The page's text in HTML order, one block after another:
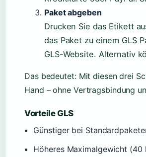
Paket abgeben
Drucken Sie das Etikett
das Paket zu einem GLS
GLS-Website. Alternativ
Das bedeutet: Mit diesen drei
Hand – ohne Vertragsbindung
Vorteile GLS
Günstiger bei
Höheres Maximalgewicht (40